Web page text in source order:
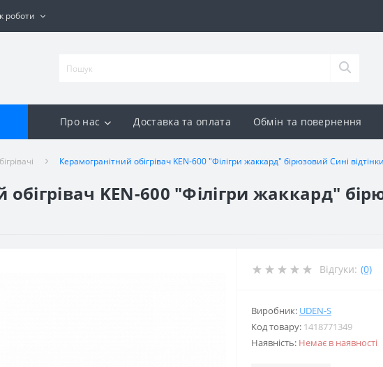
роботи
Про нас Доставка та оплата Обмін та повернення
Керамогранітний обігрівач KEN-600 "Філігри жаккард" бірюзовий Сині
KEN-600 "Філігри жаккард"
Відгуки: (0)
Виробник: UDEN-S
Код товару: 1418771349
Наявність: Немає в наявності